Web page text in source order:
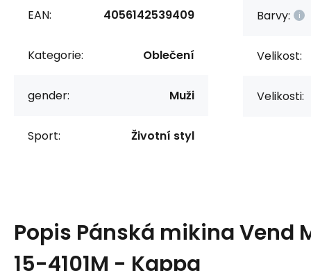
EAN: 4056142539409
Kategorie: Oblečení
gender: Muži
Sport: Životní styl
Barvy:
Velikost:
Velikosti:
Popis Pánská mikina Vend
15-4101M - Kappa